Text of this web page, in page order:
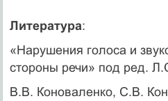
Литература:
«Нарушения голоса и
стороны речи» под ред.
В.В. Коноваленко, С.В.